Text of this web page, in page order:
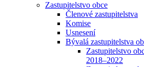
Zastupitelstvo obce
Členové zastupitelstva
Komise
Usnesení
Bývalá zastupitelstva
Zastupitelstvo
2018–2022